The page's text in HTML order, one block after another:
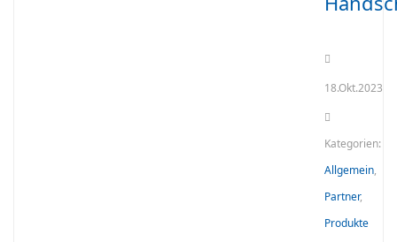
18.Okt.2023
Kategorien:
Allgemein,
Partner,
Produkte